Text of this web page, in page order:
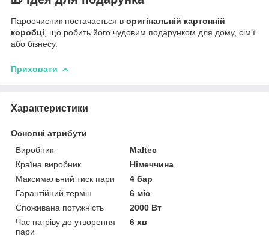
Пароочисник постачається в оригінальній картонній
коробці , що робить його чудовим подарунком для дому, сімʼї
або бізнесу.
Приховати
Характеристики
Основні атрибути
Виробник
Maltec
Країна виробник
Німеччина
Максимальний тиск пари
4 бар
Гарантійний термін
6 міс
Споживана потужність
2000 Вт
Час нагріву до утворення
пари
6 хв